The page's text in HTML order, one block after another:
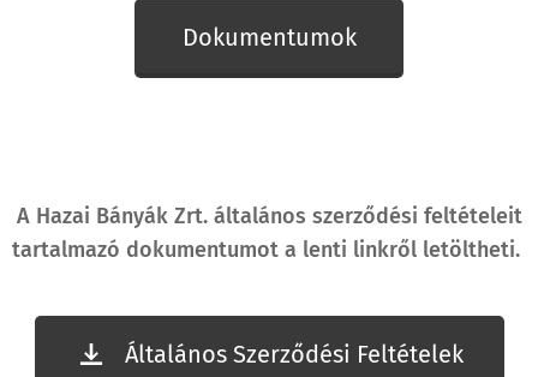
Dokumentumok
A Hazai Bányák Zrt. általános szerződési feltételeit
tartalmazó dokumentumot a lenti linkről letöltheti.
Általános Szerződési Feltételek